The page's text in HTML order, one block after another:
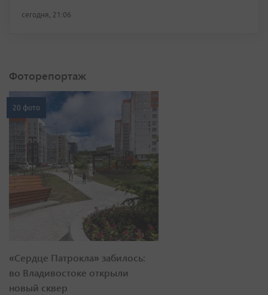
сегодня, 21:06
Фоторепортаж
20 фото
«Сердце Патрокла» забилось:
во Владивостоке открыли
новый сквер